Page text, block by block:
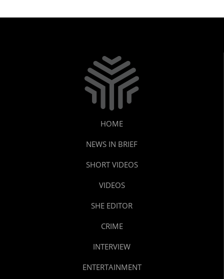
HOME
NEWS IN BRIEF
SHORT VIDEOS
VIDEOS
SHE EDITOR
CRIME
INTERVIEW
ENTERTAINMENT